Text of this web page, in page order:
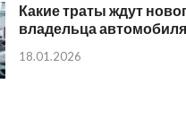
Какие траты ждут
владельца автомобиля
18.01.2026